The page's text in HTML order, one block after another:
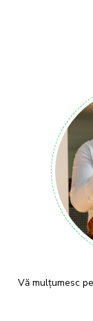
Vă mulțumesc